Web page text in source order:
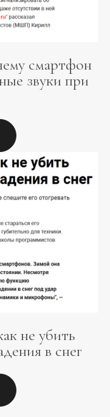
смартфон
звуки при
не убить
в снег